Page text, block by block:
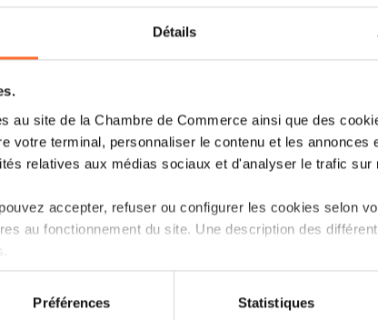
Détails
au site de la Chambre de Commerce ainsi que des
votre terminal, personnaliser le contenu et les annonces
relatives aux médias sociaux et d'analyser le trafic sur
accepter, refuser ou configurer les cookies selon
au fonctionnement du site. Une description des
le site et certaines fonctionnalités (ex : lecture de vidéos,
de lecture vidéo, personnalisation de l’affichage du
Préférences Statistiques
Vous souhaitez vous développer
vous et profitez d’un
dynamique: